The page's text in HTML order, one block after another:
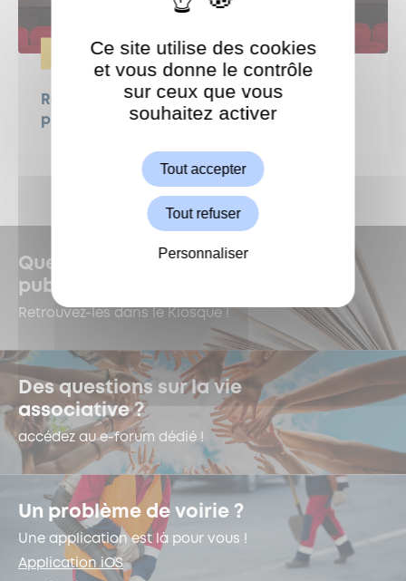
CULTURE
Retour en images sur la soirée de
présentation de la saison 2026-2027
Quelles sont les dernières
publications à Garches ?
Retrouvez-les dans le Kiosque !
Des questions sur la vie
associative ?
accédez au e-forum dédié !
Un problème de voirie ?
Une application est là pour vous !
Application iOS
ShareThis est désactivé.
Ce site utilise des cookies
et vous donne le contrôle
sur ceux que vous
souhaitez activer
Tout accepter
Tout refuser
Personnaliser